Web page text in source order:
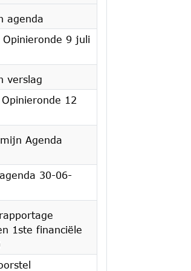
agenda
Opinieronde 9 juli
verslag
12
Agenda
30-06-
1ste financiële